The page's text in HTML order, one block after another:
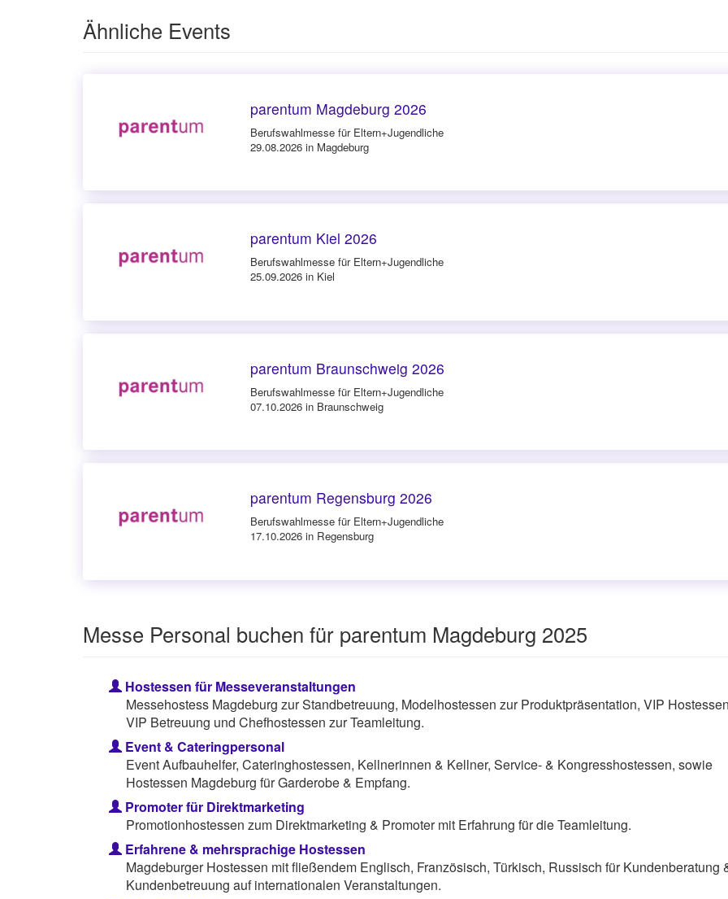
Ähnliche Events
parentum Magdeburg 2026
Berufswahlmesse für Eltern+Jugendliche
29.08.2026 in Magdeburg
parentum Kiel 2026
Berufswahlmesse für Eltern+Jugendliche
25.09.2026 in Kiel
parentum Braunschweig 2026
Berufswahlmesse für Eltern+Jugendliche
07.10.2026 in Braunschweig
parentum Regensburg 2026
Berufswahlmesse für Eltern+Jugendliche
17.10.2026 in Regensburg
Messe Personal buchen für parentum Magdeburg 2025
Hostessen für Messeveranstaltungen
Messehostess Magdeburg zur Standbetreuung, Modelhostessen zur Produktpräsentation, VIP
VIP Betreuung und Chefhostessen zur Teamleitung.
Event & Cateringpersonal
Event Aufbauhelfer, Cateringhostessen, Kellnerinnen & Kellner, Service- & Kongresshostessen, sowie
Hostessen Magdeburg für Garderobe & Empfang.
Promoter für Direktmarketing
Promotionhostessen zum Direktmarketing & Promoter mit Erfahrung für die Teamleitung.
Erfahrene & mehrsprachige Hostessen
Magdeburger Hostessen mit fließendem Englisch, Französisch, Türkisch, Russisch für Kundenberatung
Kundenbetreuung auf internationalen Veranstaltungen.